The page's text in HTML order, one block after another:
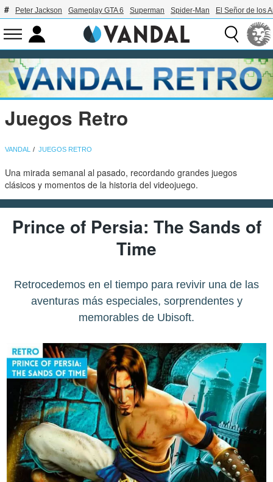
Peter Jackson Gameplay GTA 6 Superman Spider-Man El Señor de los
Juegos Retro
VANDAL JUEGOS RETRO
Una mirada semanal al pasado, recordando grandes juegos
clásicos y momentos de la historia del videojuego.
Prince of Persia: The Sands of
Time
Retrocedemos en el tiempo para revivir una de las
aventuras más especiales, sorprendentes y
memorables de Ubisoft.